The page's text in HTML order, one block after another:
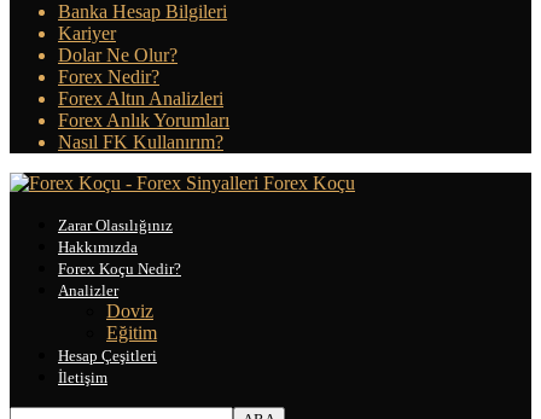
Banka Hesap Bilgileri
Kariyer
Dolar Ne Olur?
Forex Nedir?
Forex Altın Analizleri
Forex Anlık Yorumları
Nasıl FK Kullanırım?
Forex Koçu
Zarar Olasılığınız
Hakkımızda
Forex Koçu Nedir?
Analizler
Doviz
Eğitim
Hesap Çeşitleri
İletişim